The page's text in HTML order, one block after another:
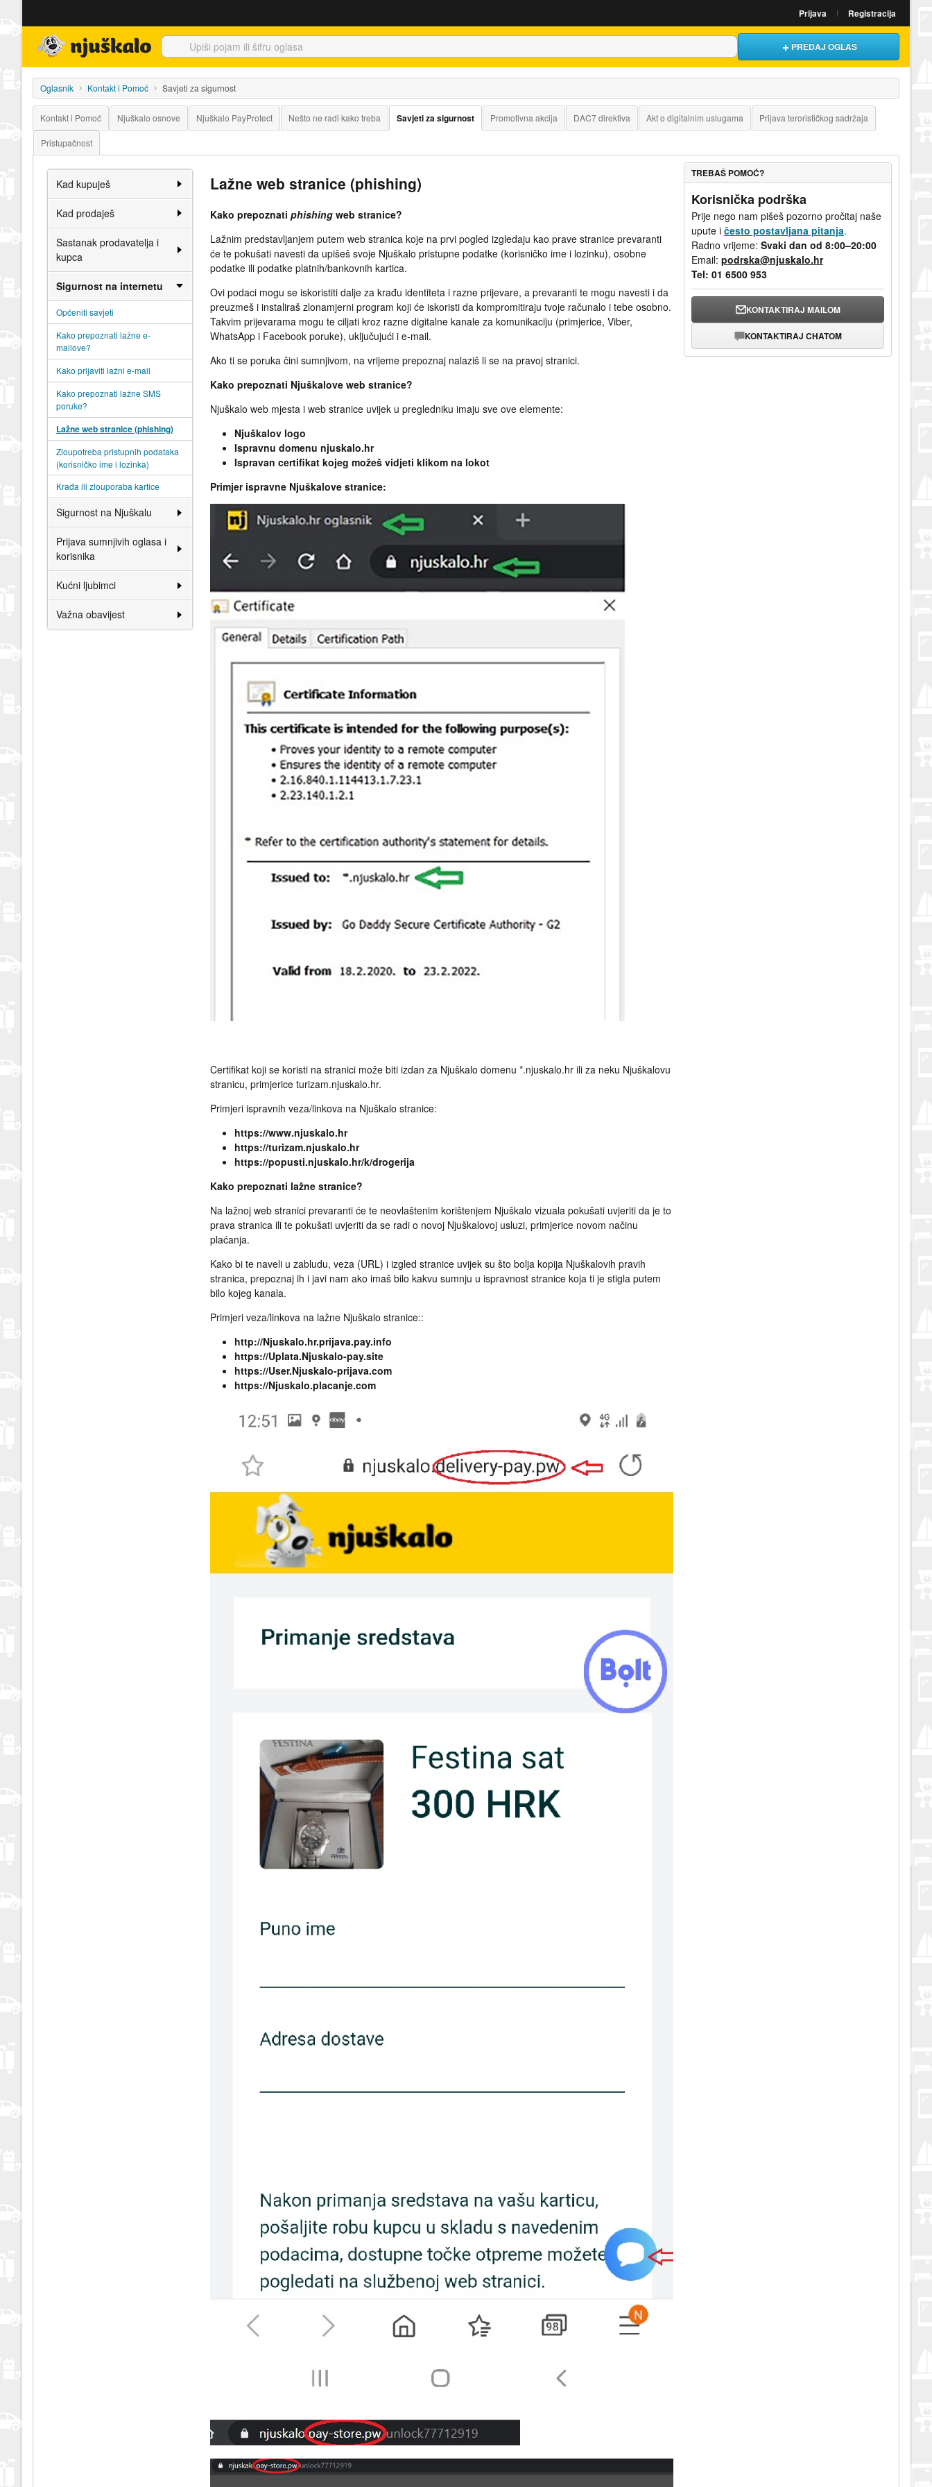
Prijava Registracija
PREDAJ OGLAS
Oglasnik Kontakt i Pomoć Savjeti za sigurnost
Kontakt i Pomoć Njuškalo osnove Njuškalo PayProtect Nešto ne radi kako treba Savjeti za sigurnost Promotivna akcija DAC7 direktiva Akt o digitalnim uslugama Prijava terorističkog sadržaja
Pristupačnost
Lažne web stranice (phishing)
Kako prepoznati phishingweb stranice?
Lažnim predstavljanjem putem web stranica koje na prvi pogled izgledaju kao prave stranice prevaranti
će te pokušati navesti da upišeš svoje Njuškalo pristupne podatke (korisničko ime i lozinku), osobne
podatke ili podatke platnih/bankovnih kartica.
Ovi podaci mogu se iskoristiti dalje za krađu identiteta i razne prijevare, a prevaranti te mogu navesti i da
preuzmeš i instaliraš zlonamjerni program koji će iskoristi da kompromitiraju tvoje računalo i tebe osobno.
Takvim prijevarama mogu te ciljati kroz razne digitalne kanale za komunikaciju (primjerice, Viber,
WhatsApp i Facebook poruke), uključujući i e-mail.
Ako ti se poruka čini sumnjivom, na vrijeme prepoznaj nalaziš li se na pravoj stranici.
Kako prepoznati Njuškalove web stranice?
Njuškalo web mjesta i web stranice uvijek u pregledniku imaju sve ove elemente:
Njuškalov logo
Ispravnu domenu njuskalo.hr
Ispravan certifikat kojeg možeš vidjeti klikom na lokot
Primjer ispravne Njuškalove stranice:
Certifikat koji se koristi na stranici može biti izdan za Njuškalo domenu *.njuskalo.hr ili za neku Njuškalovu
stranicu, primjerice turizam.njuskalo.hr.
Primjeri ispravnih veza/linkova na Njuškalo stranice:
https://www.njuskalo.hr
https://turizam.njuskalo.hr
https://popusti.njuskalo.hr/k/drogerija
Kako prepoznati lažne stranice?
Na lažnoj web stranici prevaranti će te neovlaštenim korištenjem Njuškalo vizuala pokušati uvjeriti da je to
prava stranica ili te pokušati uvjeriti da se radi o novoj Njuškalovoj usluzi, primjerice novom načinu
plaćanja.
Kako bi te naveli u zabludu, veza (URL) i izgled stranice uvijek su što bolja kopija Njuškalovih pravih
stranica, prepoznaj ih i javi nam ako imaš bilo kakvu sumnju u ispravnost stranice koja ti je stigla putem
bilo kojeg kanala.
Primjeri veza/linkova na lažne Njuškalo stranice::
http://Njuskalo.hr.prijava.pay.info
https://Uplata.Njuskalo-pay.site
https://User.Njuskalo-prijava.com
https://Njuskalo.placanje.com
Kad kupuješ
Kad prodaješ
Sastanak prodavatelja i
kupca
Sigurnost na internetu
Općeniti savjeti
Kako prepoznati lažne e-
mailove?
Kako prijaviti lažni e-mail
Kako prepoznati lažne SMS
poruke?
Lažne web stranice (phishing)
Zloupotreba pristupnih podataka
(korisničko ime i lozinka)
Krađa ili zlouporaba kartice
Sigurnost na Njuškalu
Prijava sumnjivih oglasa i
korisnika
Kućni ljubimci
Važna obavijest
TREBAŠ POMOĆ?
Korisnička podrška
Prije nego nam pišeš pozorno pročitaj naše
upute i često postavljana pitanja.
Radno vrijeme: Svaki dan od 8:00–20:00
Email: podrska@njuskalo.hr
Tel: 01 6500 953
KONTAKTIRAJ MAILOM
KONTAKTIRAJ CHATOM